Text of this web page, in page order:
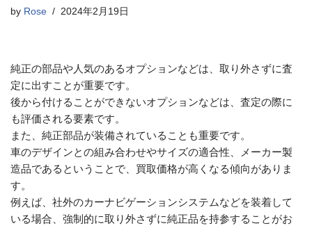
by Rose 2024年2月19日
純正の部品や人気のあるオプションなどは、取り外さずに査
定に出すことが重要です。
後から付けることができないオプションなどは、査定の際に
も評価される要素です。
また、純正部品が装備されていることも重要です。
車のデザインとの組み合わせやサイズの適合性、メーカー製
造品であるということで、買取価格が高くなる傾向がありま
す。
例えば、社外のカーナビゲーションシステムなどを装着して
いる場合、強制的に取り外さずに純正品を持参することがお